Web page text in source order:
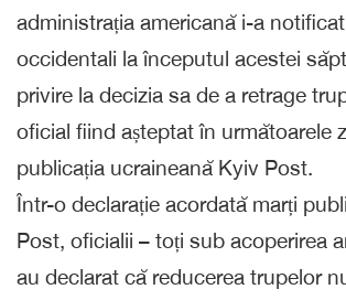
administrația americană i-a
occidentali la începutul acestei
privire la decizia sa de a retrage
oficial fiind așteptat în următoarele
publicația ucraineană Kyiv Post.
Într-o declarație acordată marți
Post, oficialii – toți sub acoperirea
au declarat că reducerea trupelor